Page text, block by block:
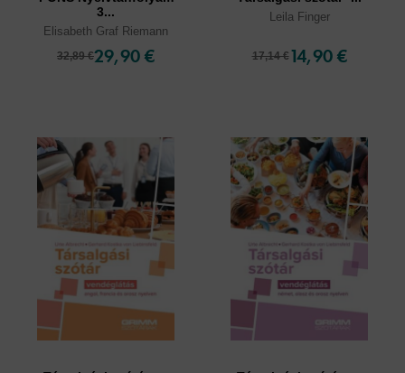
3...
Elisabeth Graf Riemann
32,89 €29,90 €
Leila Finger
17,14 € 14,90 €